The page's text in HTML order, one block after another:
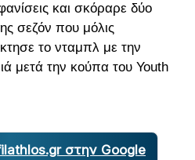
και σκόραρε δύο
σεζόν που μόλις
το νταμπλ με την
μετά την κούπα του Youth
στην Google